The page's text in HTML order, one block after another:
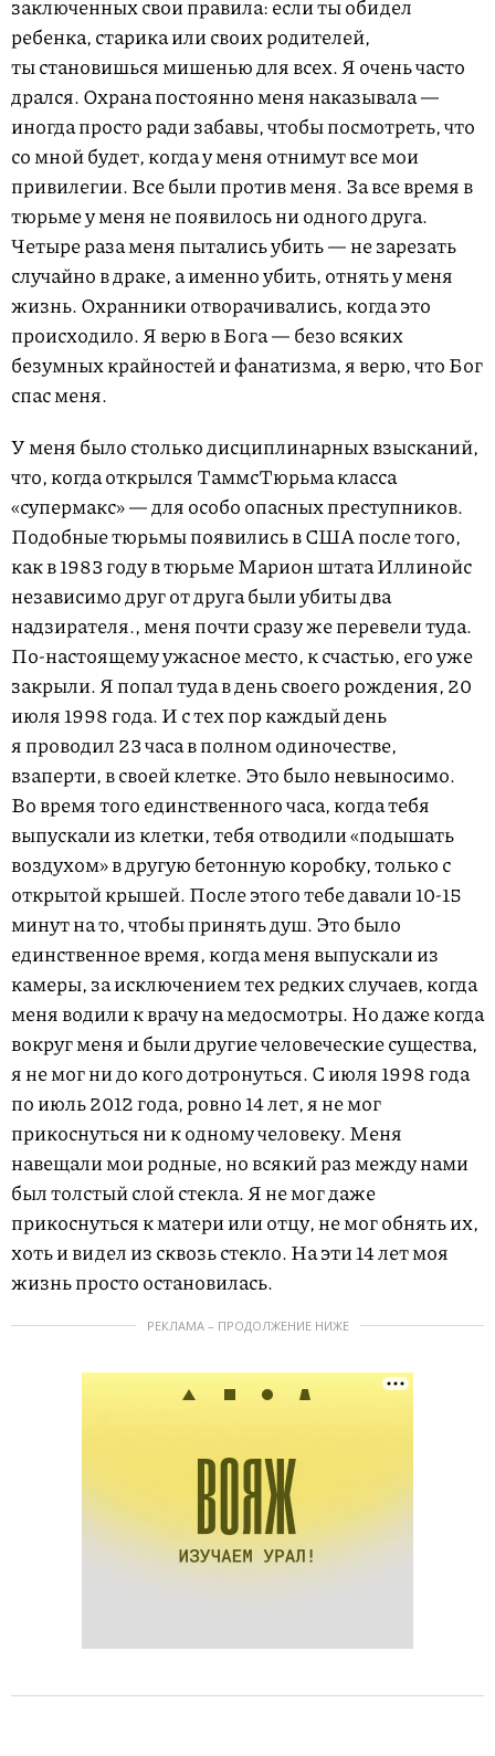
заключенных свои правила: если ты обидел
ребенка, старика или своих родителей,
ты становишься мишенью для всех. Я очень часто
дрался. Охрана постоянно меня наказывала —
иногда просто ради забавы, чтобы посмотреть, что
со мной будет, когда у меня отнимут все мои
привилегии. Все были против меня. За все время в
тюрьме у меня не появилось ни одного друга.
Четыре раза меня пытались убить — не зарезать
случайно в драке, а именно убить, отнять у меня
жизнь. Охранники отворачивались, когда это
происходило. Я верю в Бога — безо всяких
безумных крайностей и фанатизма, я верю, что Бог
спас меня.
У меня было столько дисциплинарных взысканий,
что, когда открылсяТаммсТюрьма класса
«супермакс» — для особо опасных преступников.
Подобные тюрьмы появились в США после того,
как в 1983 году в тюрьме Марион штата Иллинойс
независимо друг от друга были убиты два
надзирателя., меня почти сразу же перевели туда.
По-настоящему ужасное место, к счастью, его уже
закрыли. Я попал туда в день своего рождения, 20
июля 1998 года. И с тех пор каждый день
я проводил 23 часа в полном одиночестве,
взаперти, в своей клетке. Это было невыносимо.
Во время того единственного часа, когда тебя
выпускали из клетки, тебя отводили «подышать
воздухом» в другую бетонную коробку, только с
открытой крышей. После этого тебе давали10-15
минут на то, чтобы принять душ. Это было
единственное время, когда меня выпускали из
камеры, за исключением тех редких случаев, когда
меня водили к врачу на медосмотры. Но даже когда
вокруг меня и были другие человеческие существа,
я не мог ни до кого дотронуться. С июля 1998 года
по июль 2012 года, ровно 14 лет, я не мог
прикоснуться ни к одному человеку. Меня
навещали мои родные, но всякий раз между нами
был толстый слой стекла. Я не мог даже
прикоснуться к матери или отцу, не мог обнять их,
хоть и видел из сквозь стекло. На эти 14 лет моя
жизнь просто остановилась.
РЕКЛАМА – ПРОДОЛЖЕНИЕ НИЖЕ